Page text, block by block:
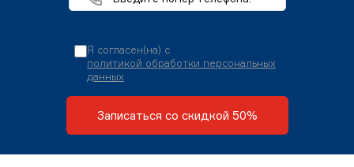
Я согласен(на) с
политикой обработки персональных
данных
Записаться со скидкой 50%